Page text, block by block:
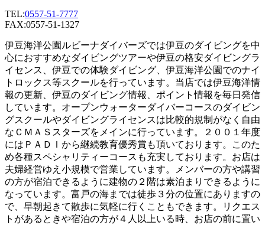
TEL:0557-51-7777
FAX:0557-51-1327
伊豆海洋公園ルビーナダイバーズでは伊豆のダイビングを中
心におすすめなダイビングツアーや伊豆の格安ダイビングラ
イセンス、伊豆での体験ダイビング、伊豆海洋公園でのナイ
トロックス等スクールを行っています。当店では伊豆海洋情
報の更新、伊豆のダイビング情報、ポイント情報を毎日発信
しています。オープンウォーターダイバーコースのダイビン
グスクールやダイビングライセンスは比較的規制がなく自由
なＣＭＡＳスターズをメインに行っています。２００１年度
にはＰＡＤＩから継続教育優秀賞も頂いております。このた
め各種スペシャリティーコースも充実しております。お店は
夫婦経営ゆえ小規模で営業しています。メンバーの方や講習
の方が宿泊できるように建物の２階は素泊まりできるように
なっています。富戸の海までは徒歩３分の位置にありますの
で、早朝起きて散歩に気軽に行くこともできます。リクエス
トがあるときや宿泊の方が４人以上いる時、お店の前に置い